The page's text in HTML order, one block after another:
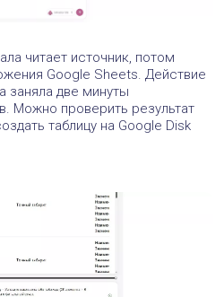
читает источник, потом
Google Sheets. Действие
заняла две минуты
Можно проверить результат
таблицу на Google Disk